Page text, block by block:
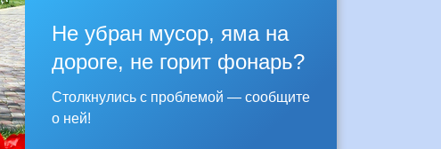
Не убран мусор, яма на
дороге, не горит фонарь?
Столкнулись с проблемой — сообщите
о ней!